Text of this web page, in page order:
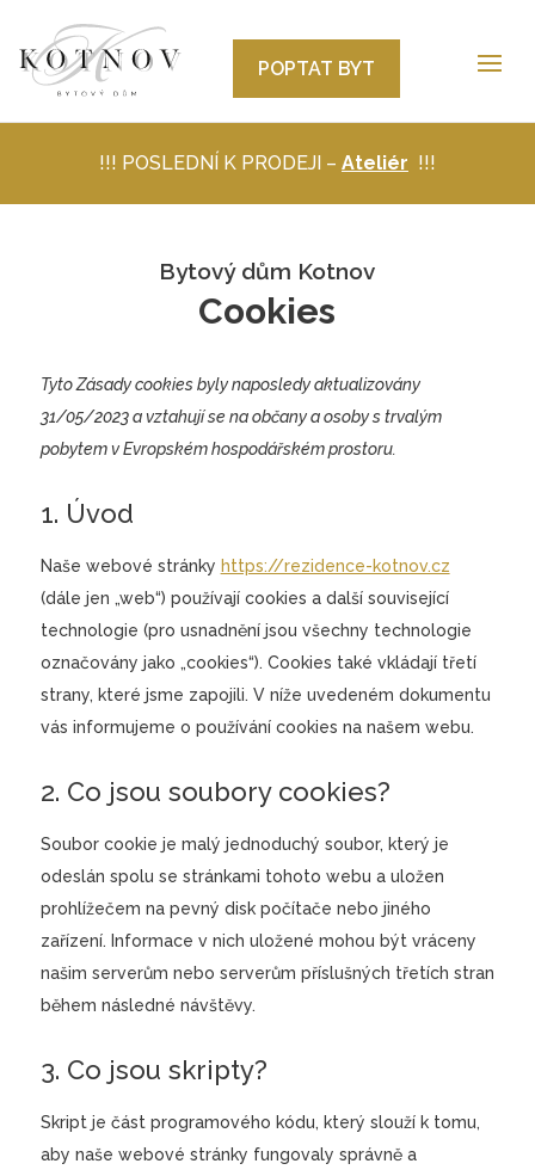
POPTAT BYT
!!! POSLEDNÍ K PRODEJI – Ateliér !!!
Bytový dům Kotnov
Cookies
Tyto Zásady cookies byly naposledy aktualizovány
31/05/2023 a vztahují se na občany a osoby s trvalým
pobytem v Evropském hospodářském prostoru.
1. Úvod
Naše webové stránky https://rezidence-kotnov.cz
(dále jen „web“) používají cookies a další související
technologie (pro usnadnění jsou všechny technologie
označovány jako „cookies“). Cookies také vkládají třetí
strany, které jsme zapojili. V níže uvedeném dokumentu
vás informujeme o používání cookies na našem webu.
2. Co jsou soubory cookies?
Soubor cookie je malý jednoduchý soubor, který je
odeslán spolu se stránkami tohoto webu a uložen
prohlížečem na pevný disk počítače nebo jiného
zařízení. Informace v nich uložené mohou být vráceny
našim serverům nebo serverům příslušných třetích stran
během následné návštěvy.
3. Co jsou skripty?
Skript je část programového kódu, který slouží k tomu,
aby naše webové stránky fungovaly správně a